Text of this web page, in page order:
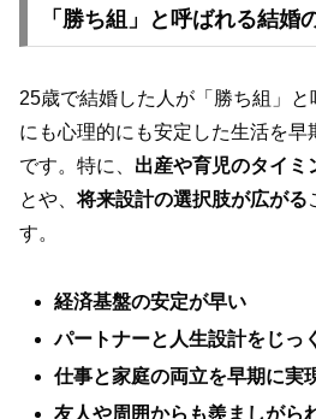
「勝ち組」と呼ばれる結婚
25歳で結婚した人が「勝ち組」
にも心理的にも安定した生活を早
です。特に、 出産や育児のタイミ
とや、将来設計の選択肢が広がる
す。
経済基盤の安定が早い
パートナーと人生設計をじっ
仕事と家庭の両立を早期に実
友人や周囲からも羨ましがら